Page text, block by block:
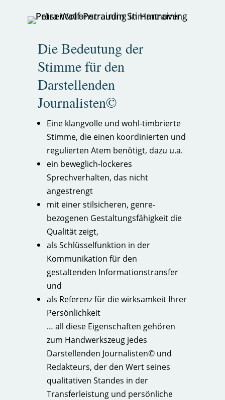
Die Bedeutung der
Stimme für den
Darstellenden
Journalisten©
Eine klangvolle und wohl-timbrierte
Stimme, die einen koordinierten und
regulierten Atem benötigt, dazu u.a.
ein beweglich-lockeres
Sprechverhalten, das nicht
angestrengt
mit einer stilsicheren, genre-
bezogenen Gestaltungsfähigkeit die
Qualität zeigt,
als Schlüsselfunktion in der
Kommunikation für den
gestaltenden Informationstransfer
und
als Referenz für die wirksamkeit Ihrer
Persönlichkeit
… all diese Eigenschaften gehören
zum Handwerkszeug jedes
Darstellenden Journalisten© und
Redakteurs, der den Wert seines
qualitativen Standes in der
Transferleistung und persönliche